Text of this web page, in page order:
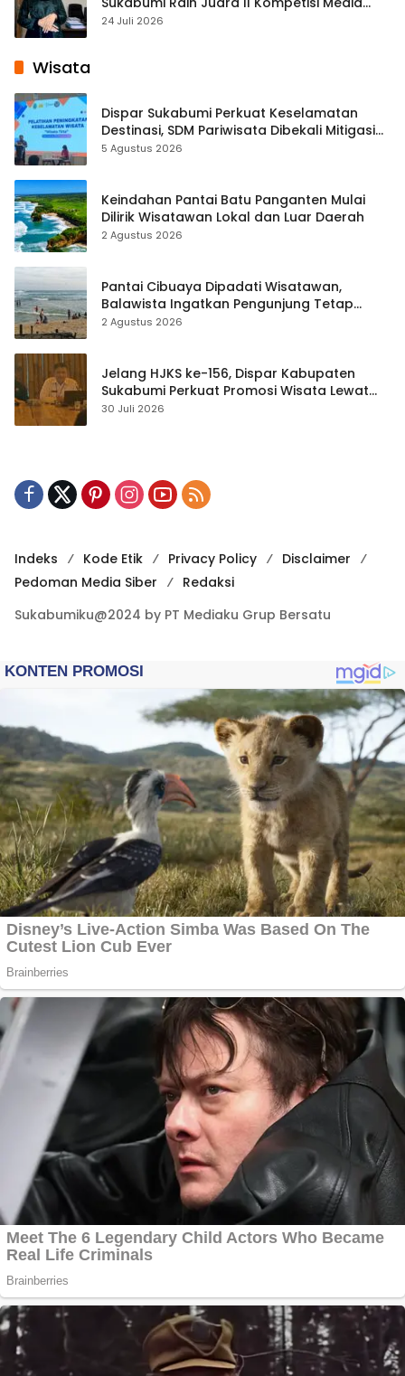
Pembelajaran Digital Tingkat Internasional
24 Juli 2026
Wisata
Dispar Sukabumi Perkuat Keselamatan
Destinasi, SDM Pariwisata Dibekali Mitigasi
hingga Teknik Evakuasi
5 Agustus 2026
Keindahan Pantai Batu Panganten Mulai
Dilirik Wisatawan Lokal dan Luar Daerah
2 Agustus 2026
Pantai Cibuaya Dipadati Wisatawan,
Balawista Ingatkan Pengunjung Tetap
Waspada
2 Agustus 2026
Jelang HJKS ke-156, Dispar Kabupaten
Sukabumi Perkuat Promosi Wisata Lewat
Publikasi Digital
30 Juli 2026
Indeks Kode Etik Privacy Policy
Disclaimer
Pedoman Media Siber
Redaksi
Sukabumiku@2024 by PT Mediaku Grup Bersatu